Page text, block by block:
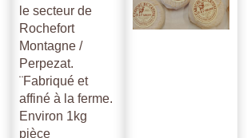
le secteur de
Rochefort
Montagne /
Perpezat.
¨Fabriqué et
affiné à la ferme.
Environ 1kg
pièce